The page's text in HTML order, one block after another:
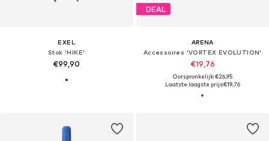
EXEL
Stok 'HIKE'
€99,90
DEAL
ARENA
Accessoires 'VORTEX EVOLUTION'
€19,76
Oorspronkelijk: €26,95
Laatste laagste prijs:€19,76